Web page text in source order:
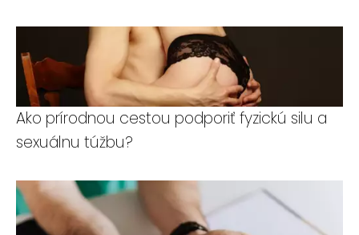
Ako prírodnou cestou podporiť fyzickú silu a
sexuálnu túžbu?